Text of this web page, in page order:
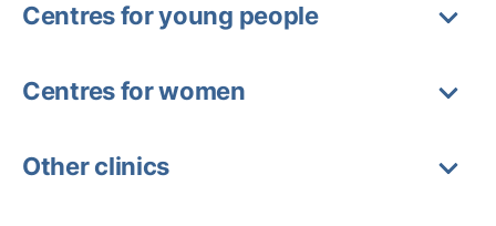
Centres for young people
Centres for women
Other clinics